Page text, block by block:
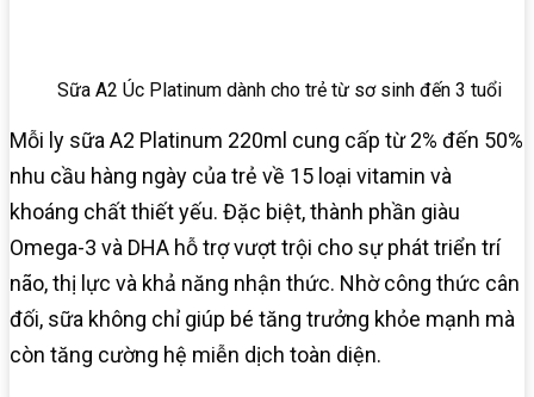
Sữa A2 Úc Platinum dành cho trẻ từ sơ sinh đến 3 tuổi
Mỗi ly sữa A2 Platinum 220ml cung cấp từ 2% đến 50%
nhu cầu hàng ngày của trẻ về 15 loại vitamin và
khoáng chất thiết yếu. Đặc biệt, thành phần giàu
Omega-3 và DHA hỗ trợ vượt trội cho sự phát triển trí
não, thị lực và khả năng nhận thức. Nhờ công thức cân
đối, sữa không chỉ giúp bé tăng trưởng khỏe mạnh mà
còn tăng cường hệ miễn dịch toàn diện.